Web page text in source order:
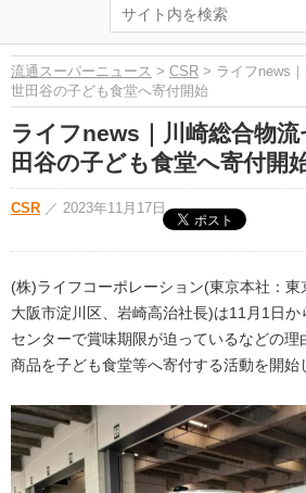
流通スーパーニュース > CSR > ライフnews
世田谷の子ども食堂へ寄付開始
ライフnews｜川崎総合物
田谷の子ども食堂へ寄付開
CSR ／ 2023年11月17日
(株)ライフコーポレーション(東京本社：東
大阪市淀川区、岩崎高治社長)は11月1日
センターで賞味期限が迫っているなどの理
商品を子ども食堂等へ寄付する活動を開始